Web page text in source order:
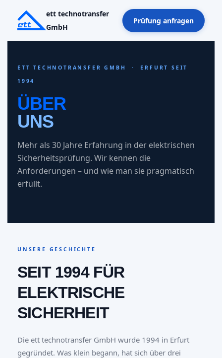
Zum
Inhalt
ett technotransfer
GmbH
Prüfung anfragen
ETT TECHNOTRANSFER GMBH · ERFURT SEIT
1994
ÜBER
UNS
Mehr als 30 Jahre Erfahrung in der elektrischen
Sicherheitsprüfung. Wir kennen die
Anforderungen – und wie man sie pragmatisch
erfüllt.
UNSERE GESCHICHTE
SEIT 1994 FÜR
ELEKTRISCHE
SICHERHEIT
Die ett technotransfer GmbH wurde 1994 in Erfurt
gegründet. Was klein begann, hat sich über drei